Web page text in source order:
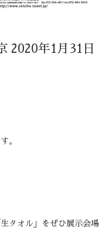
2020年1月31日
。
タオル」をぜひ展示会場